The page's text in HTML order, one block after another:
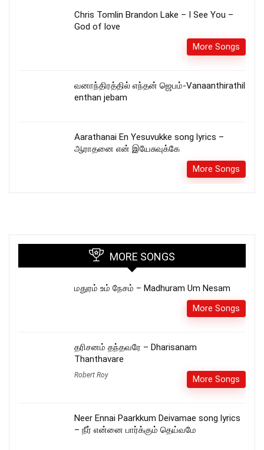
Chris Tomlin Brandon Lake – I See You –
God of love
More Songs
வனாந்திரத்தில் எந்தன் ஜெபம்-Vanaanthirathil
enthan jebam
Aarathanai En Yesuvukke song lyrics –
ஆராதனை என் இயேசுவுக்கே
More Songs
MORE SONGS
மதுரம் உம் நேசம் – Madhuram Um Nesam
More Songs
தரிசனம் தந்தவரே – Dharisanam
Thanthavare
Robert Roy More Songs
Neer Ennai Paarkkum Deivamae song lyrics
– நீர் என்னை பார்க்கும் தெய்வமே